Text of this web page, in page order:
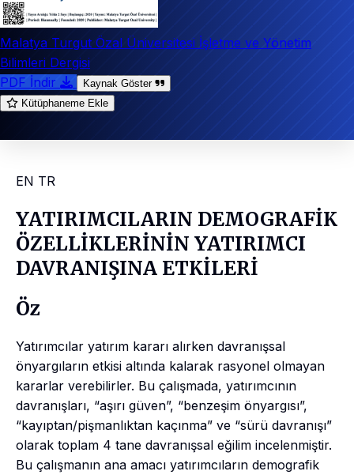
Malatya Turgut Özal Üniversitesi İşletme ve Yönetim
Bilimleri Dergisi
PDF İndir
Kaynak Göster
Kütüphaneme Ekle
EN TR
YATIRIMCILARIN DEMOGRAFİK
ÖZELLİKLERİNİN YATIRIMCI
DAVRANIŞINA ETKİLERİ
Öz
Yatırımcılar yatırım kararı alırken davranışsal
önyargıların etkisi altında kalarak rasyonel olmayan
kararlar verebilirler. Bu çalışmada, yatırımcının
davranışları, “aşırı güven”, “benzeşim önyargısı”,
“kayıptan/pişmanlıktan kaçınma” ve “sürü davranışı”
olarak toplam 4 tane davranışsal eğilim incelenmiştir.
Bu çalışmanın ana amacı yatırımcıların demografik